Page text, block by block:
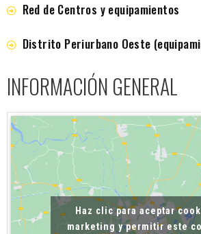
Red de Centros y equipamientos
Distrito Periurbano Oeste
INFORMACIÓN GENERAL
Haz clic para aceptar
marketing y permitir este